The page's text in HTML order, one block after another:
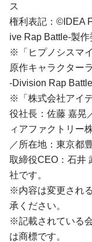
ス
権利表記：©IDEA
ive Rap Battle-製作
※「ヒプノシスマ
原作キャラクター
-Division Rap
※「株式会社アイ
役社長：佐藤 嘉晃
ィアファクトリー
／所在地：東京都
取締役CEO：石井
社です。
※内容は変更され
承ください。
※記載されている
は商標です。